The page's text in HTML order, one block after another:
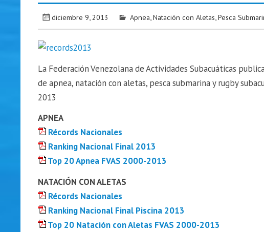
diciembre 9, 2013 Apnea ,Natación con Aletas ,Pesca
La Federación Venezolana de Actividades Subacuáticas
de apnea, natación con aletas, pesca submarina y rugby
2013
APNEA
Récords Nacionales
Ranking Nacional Final 2013
Top 20 Apnea FVAS 2000-2013
NATACIÓN CON ALETAS
Récords Nacionales
Ranking Nacional Final Piscina 2013
Top 20 Natación con Aletas FVAS 2000-2013